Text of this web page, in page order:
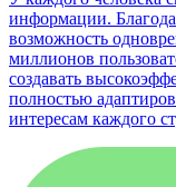
информации.
возможность
миллионов
создавать
полностью
интересам каждого